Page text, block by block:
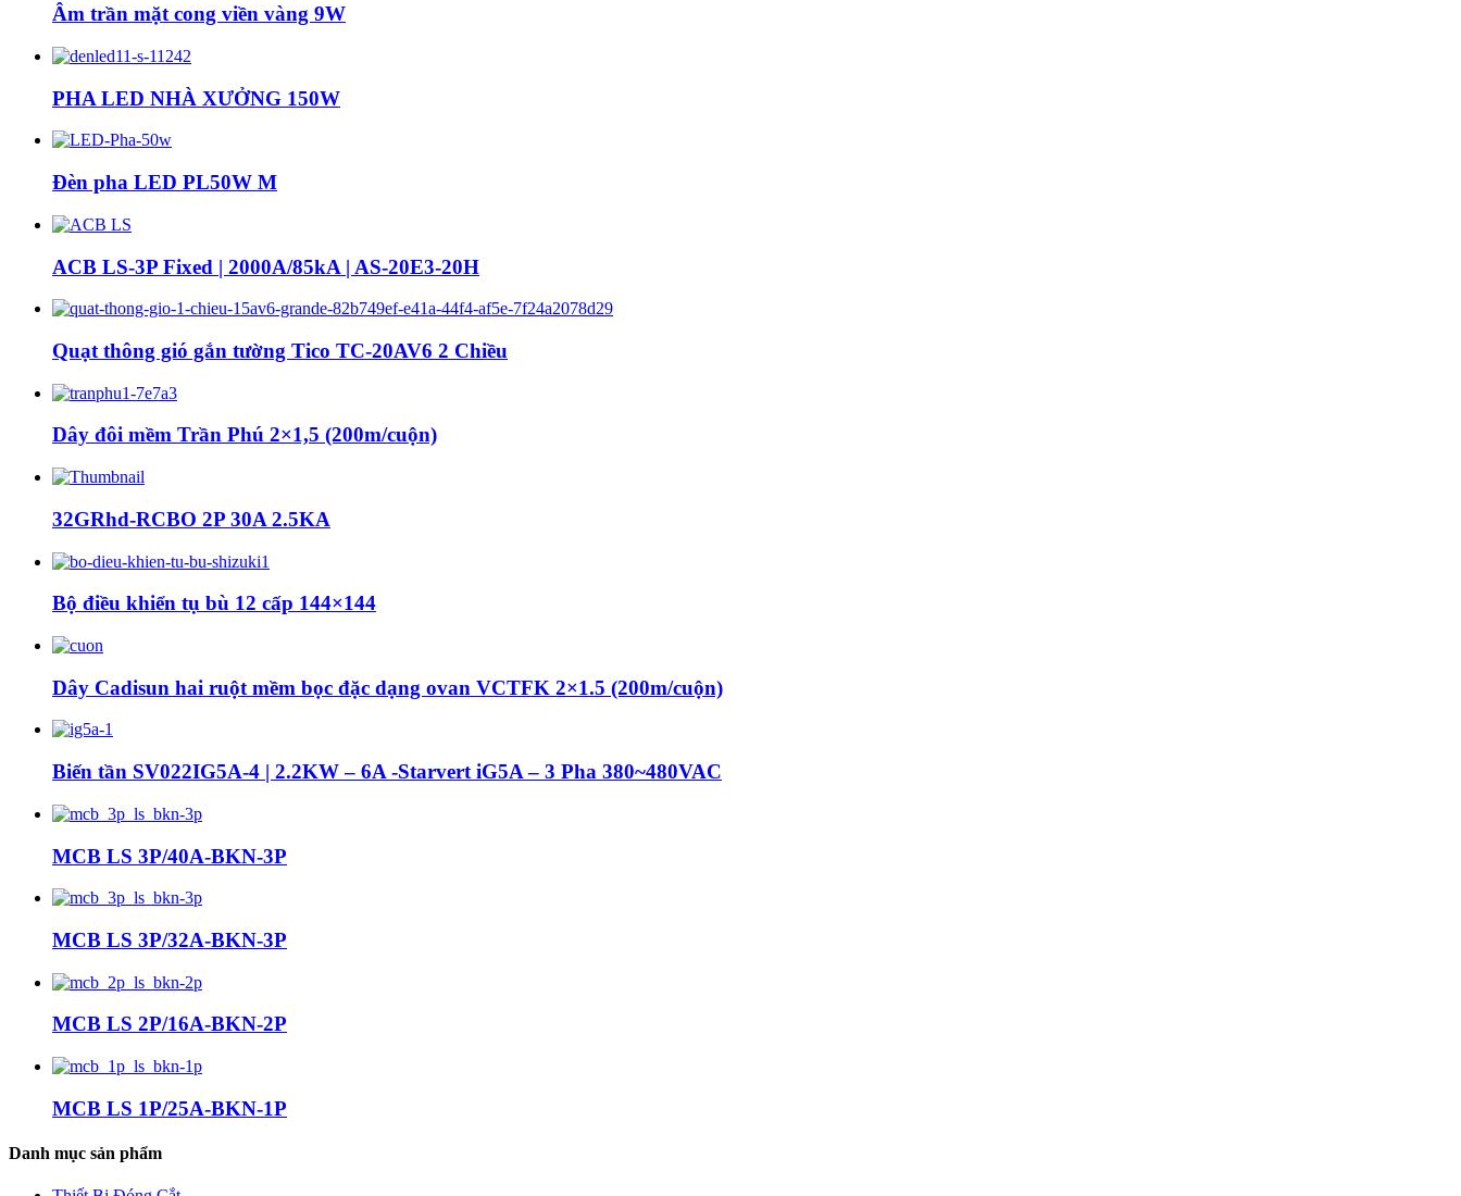
Âm trần mặt cong viền vàng 9W
PHA LED NHÀ XƯỞNG 150W
Đèn pha LED PL50W M
ACB LS-3P Fixed | 2000A/85kA | AS-20E3-20H
Quạt thông gió gắn tường Tico TC-20AV6 2 Chiều
Dây đôi mềm Trần Phú 2×1,5 (200m/cuộn)
32GRhd-RCBO 2P 30A 2.5KA
Bộ điều khiển tụ bù 12 cấp 144×144
Dây Cadisun hai ruột mềm bọc đặc dạng ovan VCTFK 2×1.5 (200m/cuộn)
Biến tần SV022IG5A-4 | 2.2KW – 6A -Starvert iG5A – 3 Pha 380~480VAC
MCB LS 3P/40A-BKN-3P
MCB LS 3P/32A-BKN-3P
MCB LS 2P/16A-BKN-2P
MCB LS 1P/25A-BKN-1P
Danh mục sản phẩm